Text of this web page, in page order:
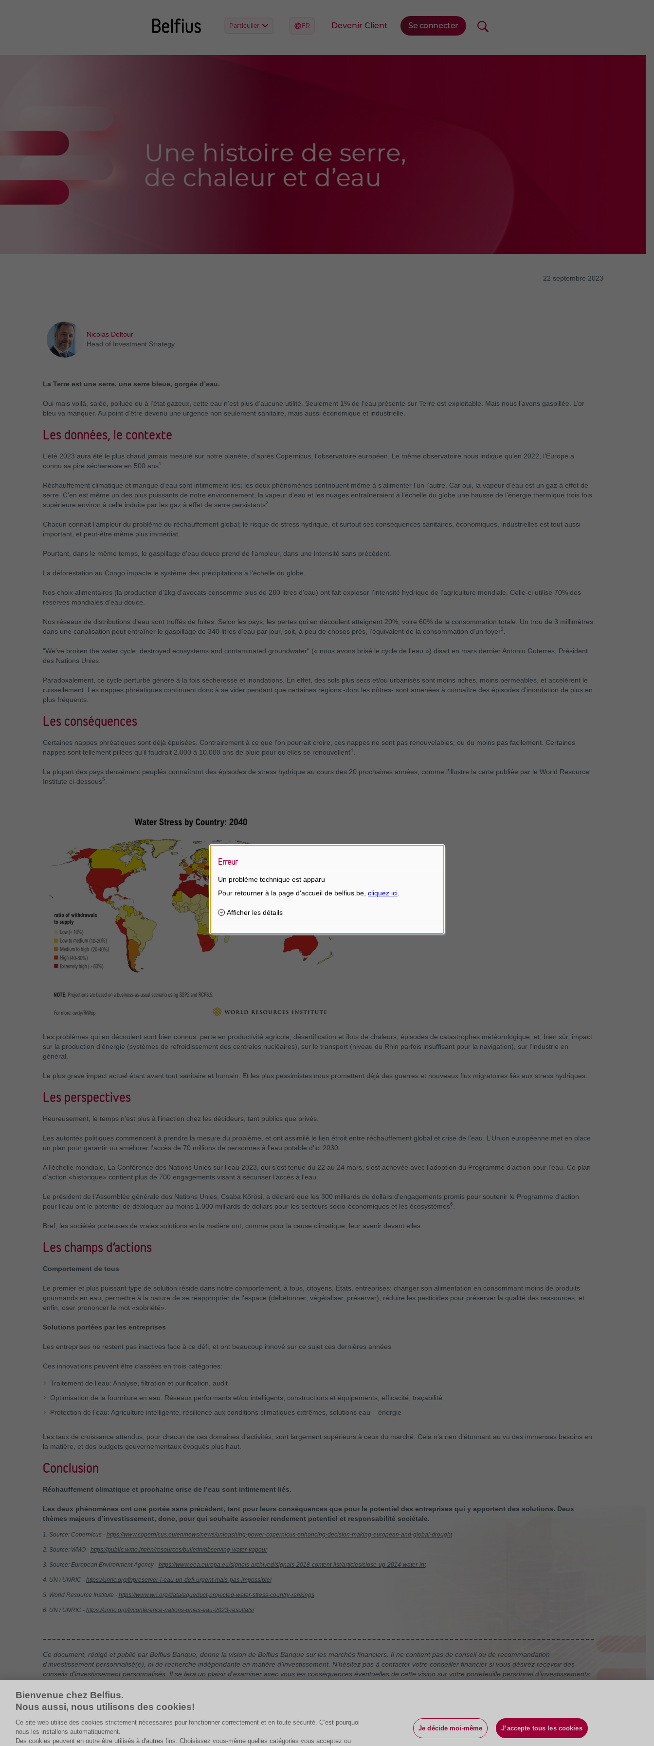
22 septembre 2023
Nicolas Deltour
Head of Investment Strategy
La Terre est une serre, une serre bleue, gorgée d’eau.
Oui mais voilà, salée, polluée ou à l’état gazeux, cette eau n’est plus d’aucune utilité. Seulement 1% de l’eau présente sur Terre est exploitable. Mais nous l’avons gaspillée. L’or
bleu va manquer. Au point d’être devenu une urgence non seulement sanitaire, mais aussi économique et industrielle.
Les données, le contexte
L’été 2023 aura été le plus chaud jamais mesuré sur notre planète, d’après Copernicus, l’observatoire européen. Le même observatoire nous indique qu’en 2022, l’Europe a
connu sa pire sécheresse en 500 ans1.
Réchauffement climatique et manque d’eau sont intimement liés; les deux phénomènes contribuent même à s’alimenter l’un l’autre. Car oui, la vapeur d’eau est un gaz à effet de
serre. C’en est même un des plus puissants de notre environnement; la vapeur d’eau et les nuages entraîneraient à l’échelle du globe une hausse de l’énergie thermique trois fois
supérieure environ à celle induite par les gaz à effet de serre persistants2.
Chacun connait l’ampleur du problème du réchauffement global; le risque de stress hydrique, et surtout ses conséquences sanitaires, économiques, industrielles est tout aussi
important, et peut-être même plus immédiat.
Pourtant, dans le même temps, le gaspillage d’eau douce prend de l’ampleur, dans une intensité sans précédent.
La déforestation au Congo impacte le système des précipitations à l’échelle du globe.
Nos choix alimentaires (la production d’1kg d’avocats consomme plus de 280 litres d’eau) ont fait exploser l’intensité hydrique de l’agriculture mondiale. Celle-ci utilise 70% des
réserves mondiales d'eau douce.
Nos réseaux de distributions d’eau sont truffés de fuites. Selon les pays, les pertes qui en découlent atteignent 20%, voire 60% de la consommation totale. Un trou de 3 millimètres
dans une canalisation peut entraîner le gaspillage de 340 litres d’eau par jour, soit, à peu de choses près, l’équivalent de la consommation d’un foyer3.
"We've broken the water cycle, destroyed ecosystems and contaminated groundwater" (« nous avons brisé le cycle de l’eau ») disait en mars dernier Antonio Guterres, Président
des Nations Unies.
Paradoxalement, ce cycle perturbé génère à la fois sécheresse et inondations. En effet, des sols plus secs et/ou urbanisés sont moins riches, moins perméables, et accélèrent le
ruissellement. Les nappes phréatiques continuent donc à se vider pendant que certaines régions -dont les nôtres- sont amenées à connaître des épisodes d’inondation de plus en
plus fréquents.
Les conséquences
Certaines nappes phréatiques sont déjà épuisées. Contrairement à ce que l’on pourrait croire, ces nappes ne sont pas renouvelables, ou du moins pas facilement. Certaines
nappes sont tellement pillées qu’il faudrait 2.000 à 10.000 ans de pluie pour qu’elles se renouvellent4.
La plupart des pays densément peuplés connaîtront des épisodes de stress hydrique au cours des 20 prochaines années, comme l’illustre la carte publiée par le World Resource
Institute ci-dessous5.
Les problèmes qui en découlent sont bien connus: perte en productivité agricole, désertification et îlots de chaleurs, épisodes de catastrophes météorologique, et, bien sûr, impact
sur la production d’énergie (systèmes de refroidissement des centrales nucléaires), sur le transport (niveau du Rhin parfois insuffisant pour la navigation), sur l’industrie en
général.
Le plus grave impact actuel étant avant tout sanitaire et humain. Et les plus pessimistes nous promettent déjà des guerres et nouveaux flux migratoires liés aux stress hydriques.
Les perspectives
Heureusement, le temps n’est plus à l’inaction chez les décideurs, tant publics que privés.
Les autorités politiques commencent à prendre la mesure du problème, et ont assimilé le lien étroit entre réchauffement global et crise de l’eau. L’Union européenne met en place
un plan pour garantir ou améliorer l’accès de 70 millions de personnes à l’eau potable d’ici 2030.
A l’échelle mondiale, La Conférence des Nations Unies sur l’eau 2023, qui s’est tenue du 22 au 24 mars, s’est achevée avec l’adoption du Programme d’action pour l’eau. Ce plan
d’action «historique» contient plus de 700 engagements visant à sécuriser l’accès à l’eau.
Le président de l’Assemblée générale des Nations Unies, Csaba Kőrösi, a déclaré que les 300 milliards de dollars d’engagements promis pour soutenir le Programme d’action
pour l’eau ont le potentiel de débloquer au moins 1.000 milliards de dollars pour les secteurs socio-économiques et les écosystèmes6.
Bref, les sociétés porteuses de vraies solutions en la matière ont, comme pour la cause climatique, leur avenir devant elles.
Les champs d’actions
Comportement de tous
Le premier et plus puissant type de solution réside dans notre comportement, à tous, citoyens, Etats, entreprises: changer son alimentation en consommant moins de produits
gourmands en eau, permettre à la nature de se réapproprier de l’espace (débétonner, végétaliser, préserver), réduire les pesticides pour préserver la qualité des ressources, et
enfin, oser prononcer le mot «sobriété».
Solutions portées par les entreprises
Les entreprises ne restent pas inactives face à ce défi, et ont beaucoup innové sur ce sujet ces dernières années
Ces innovations peuvent être classées en trois catégories:
Traitement de l’eau: Analyse, filtration et purification, audit
Optimisation de la fourniture en eau: Réseaux performants et/ou intelligents, constructions et équipements, efficacité, traçabilité
Protection de l’eau: Agriculture intelligente, résilience aux conditions climatiques extrêmes, solutions eau – énergie
Les taux de croissance attendus, pour chacun de ces domaines d’activités, sont largement supérieurs à ceux du marché. Cela n’a rien d’étonnant au vu des immenses besoins en
la matière, et des budgets gouvernementaux évoqués plus haut.
Conclusion
Réchauffement climatique et prochaine crise de l’eau sont intimement liés.
Les deux phénomènes ont une portée sans précédent, tant pour leurs conséquences que pour le potentiel des entreprises qui y apportent des solutions. Deux
thèmes majeurs d’investissement, donc, pour qui souhaite associer rendement potentiel et responsabilité sociétale.
1. Source: Copernicus - https://www.copernicus.eu/en/news/news/unleashing-power-copernicus-enhancing-decision-making-european-and-global-drought
2. Source: WMO - https://public.wmo.int/en/resources/bulletin/observing-water-vapour
3. Source: European Environment Agency - https://www.eea.europa.eu/signals-archived/signals-2018-content-list/articles/close-up-2014-water-int
4. UN / UNRIC - https://unric.org/fr/preserver-l-eau-un-defi-urgent-mais-pas-impossible/
5. World Resource Institute - https://www.wri.org/data/aqueduct-projected-water-stress-country-rankings
6. UN / UNRIC - https://unric.org/fr/conference-nations-unies-eau-2023-resultats/
Ce document, rédigé et publié par Belfius Banque, donne la vision de Belfius Banque sur les marchés financiers. Il ne contient pas de conseil ou de recommandation
d’investissement personnalisé(e), ni de recherche indépendante en matière d’investissement. N'hésitez pas à contacter votre conseiller financier si vous désirez recevoir des
conseils d’investissement personnalisés. Il se fera un plaisir d’examiner avec vous les conséquences éventuelles de cette vision sur votre portefeuille personnel d’investissements.
Bienvenue chez Belfius.
Nous aussi, nous utilisons des cookies!
Ce site web utilise des cookies strictement nécessaires pour fonctionner correctement et en toute sécurité. C’est pourquoi
nous les installons automatiquement.
Des cookies peuvent en outre être utilisés à d'autres fins. Choisissez vous-même quelles catégories vous acceptez ou
Je décide moi-même J’accepte tous les cookies
Erreur
Un problème technique est apparu